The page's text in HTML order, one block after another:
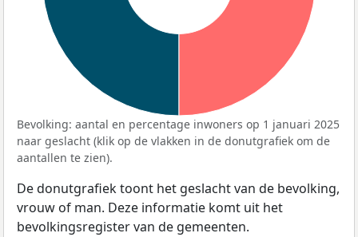
Bevolking: aantal en percentage inwoners op 1 januari 2025
naar geslacht (klik op de vlakken in de donutgrafiek om de
aantallen te zien).
De donutgrafiek toont het geslacht van de bevolking,
vrouw of man. Deze informatie komt uit het
bevolkingsregister van de gemeenten.